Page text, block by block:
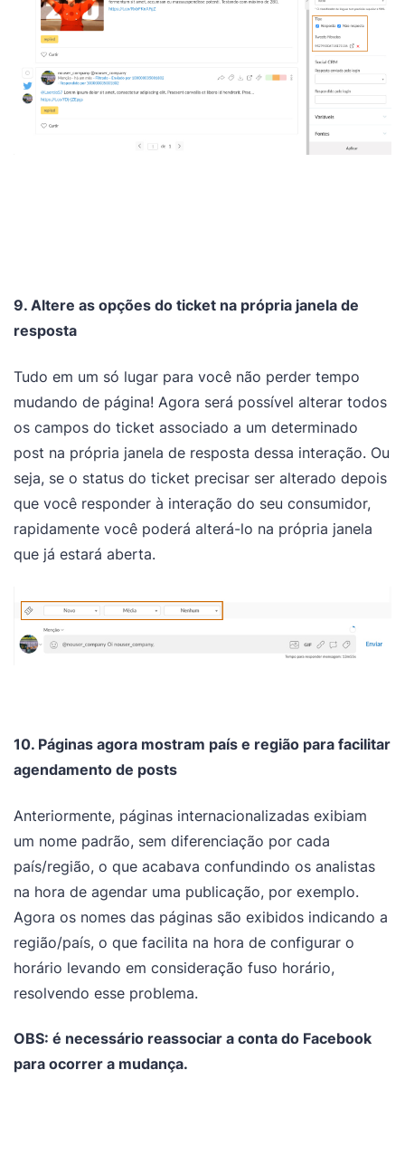
9. Altere as opções do ticket na própria janela de
resposta
Tudo em um só lugar para você não perder tempo
mudando de página! Agora será possível alterar todos
os campos do ticket associado a um determinado
post na própria janela de resposta dessa interação. Ou
seja, se o status do ticket precisar ser alterado depois
que você responder à interação do seu consumidor,
rapidamente você poderá alterá-lo na própria janela
que já estará aberta.
10. Páginas agora mostram país e região para facilitar
agendamento de posts
Anteriormente, páginas internacionalizadas exibiam
um nome padrão, sem diferenciação por cada
país/região, o que acabava confundindo os analistas
na hora de agendar uma publicação, por exemplo.
Agora os nomes das páginas são exibidos indicando a
região/país, o que facilita na hora de configurar o
horário levando em consideração fuso horário,
resolvendo esse problema.
OBS: é necessário reassociar a conta do Facebook
para ocorrer a mudança.